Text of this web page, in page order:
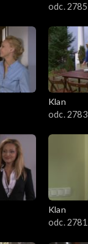
odc. 2785
Klan
odc. 2783
Klan
odc. 2781